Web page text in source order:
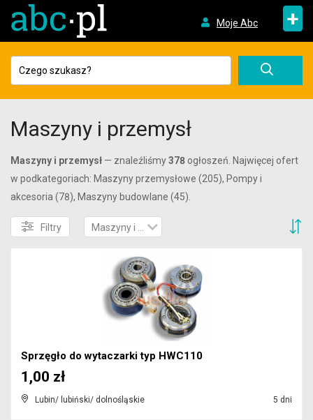
Moje Abc +
Maszyny i przemysł
Maszyny i przemysł — znaleźliśmy378 ogłoszeń. Najwięcej ofert
w podkategoriach: Maszyny przemysłowe (205), Pompy i
akcesoria (78), Maszyny budowlane (45).
Filtry Maszyny i przemysł
Sprzęgło do wytaczarki typ HWC110
Lubin/ lubiński/ dolnośląskie 5 dni
1,00 zł